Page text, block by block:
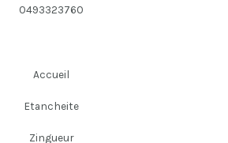
0493323760
Accueil
Etancheite
Zingueur